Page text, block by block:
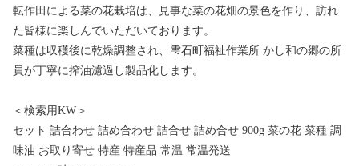
転作田による菜の花栽培は、見事な菜の花畑の景色を作り、訪れ
た皆様に楽しんでいただいております。
菜種は収穫後に乾燥調整され、雫石町福祉作業所 かし和の郷の所
員が丁寧に搾油濾過し製品化します。
＜検索用KW＞
セット 詰合わせ 詰め合わせ 詰合せ 詰め合せ 900g 菜の花 菜種 調
味油 お取り寄せ 特産 特産品 常温 常温発送